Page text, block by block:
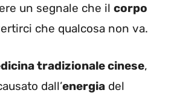
un segnale che il corpo
che qualcosa non va.
tradizionale cinese,
dall’energia del